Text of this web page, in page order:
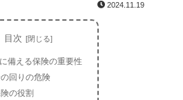
2024.11.19
目次
備える保険の重要性
回りの危険
の役割